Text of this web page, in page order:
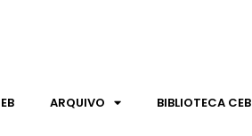
ARQUIVO BIBLIOTECA CEB